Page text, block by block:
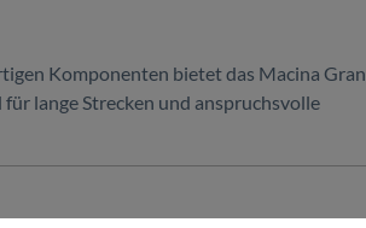
Komponenten bietet das Macina Gran
lange Strecken und anspruchsvolle